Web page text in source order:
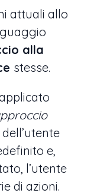
attuali allo
alla
stesse.
e,
l’utente
di azioni.